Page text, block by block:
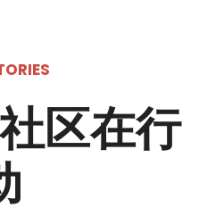
区在行